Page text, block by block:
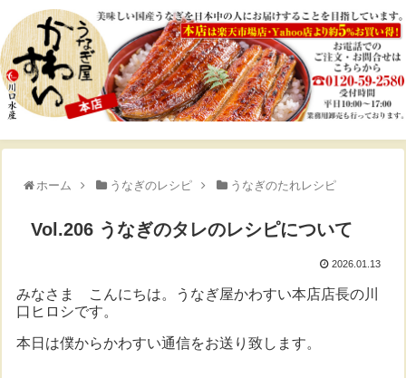
ホーム うなぎのレシピ うなぎのたれレシピ
Vol.206 うなぎのタレのレシピについて
2026.01.13
みなさま こんにちは。うなぎ屋かわすい本店店長の川
口ヒロシです。
本日は僕からかわすい通信をお送り致します。